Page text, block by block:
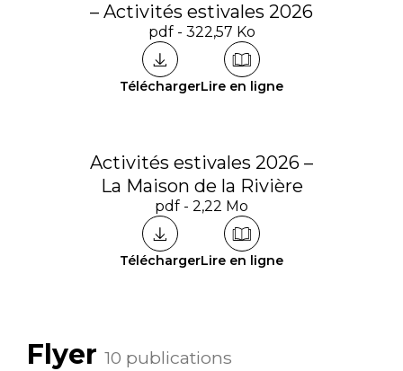
– Activités estivales 2026
pdf - 322,57 Ko
TéléchargerLire en ligne
Activités estivales 2026 –
La Maison de la Rivière
pdf - 2,22 Mo
TéléchargerLire en ligne
Flyer 10 publications